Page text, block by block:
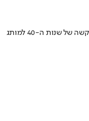
איך אסם הפכה את תקופת הצנע והמחסור הקשה של שנות ה-40 למותג